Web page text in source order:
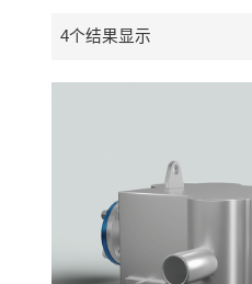
4个结果显示